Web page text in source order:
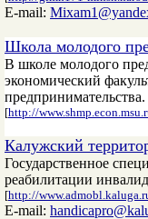
E-mail:
Школа молодого
В школе молодого
экономический
предпринимательства.
[http://
Калужский
Государственное
реабилитации
[http://
E-mail: